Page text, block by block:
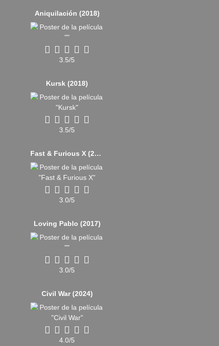
Aniquilación (2018)
3.5/5
Kursk (2018)
3.5/5
Fast & Furious X (2023)
3.0/5
Loving Pablo (2017)
3.0/5
Civil War (2024)
4.0/5